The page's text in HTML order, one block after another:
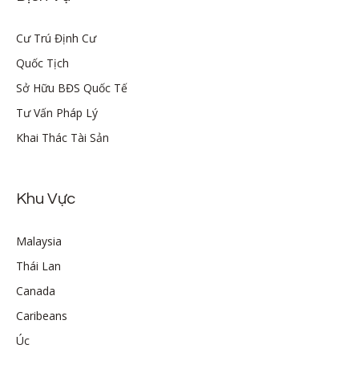
Cư Trú Định Cư
Quốc Tịch
Sở Hữu BĐS Quốc Tế
Tư Vấn Pháp Lý
Khai Thác Tài Sản
Khu Vực
Malaysia
Thái Lan
Canada
Caribeans
Úc